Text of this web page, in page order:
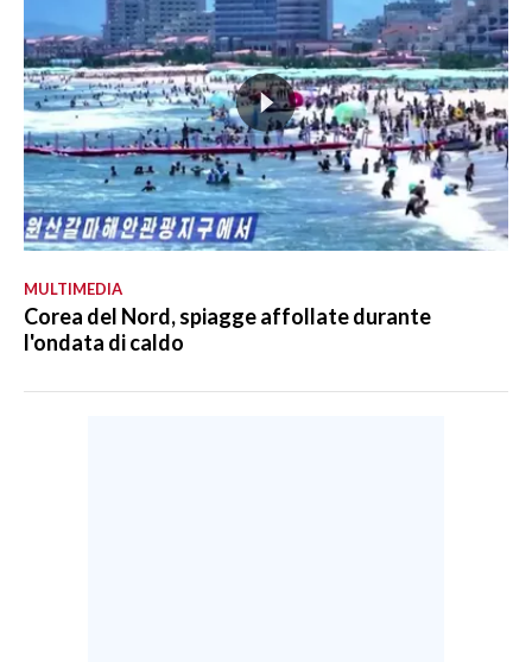
MULTIMEDIA
Corea del Nord, spiagge affollate durante
l'ondata di caldo